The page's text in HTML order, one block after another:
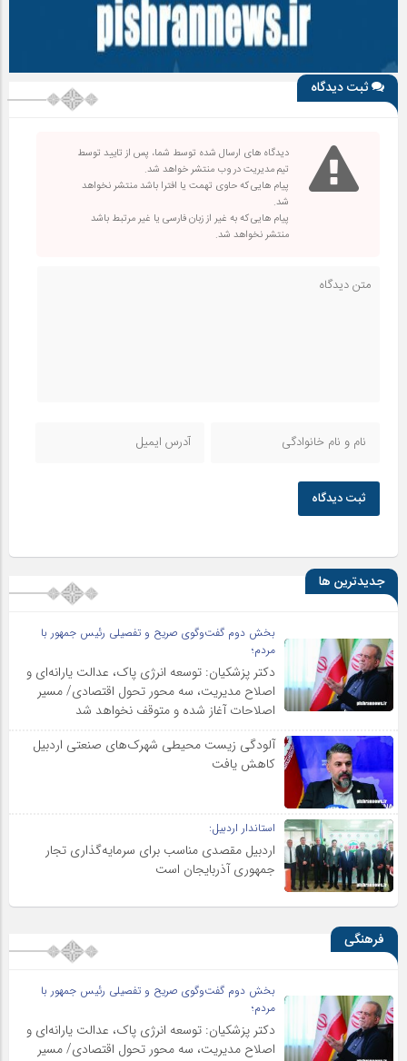
ثبت دیدگاه
دیدگاه های ارسال شده توسط شما، پس از تایید توسط
تیم مدیریت در وب منتشر خواهد شد.
پیام هایی که حاوی تهمت یا افترا باشد منتشر نخواهد
شد.
پیام هایی که به غیر از زبان فارسی یا غیر مرتبط باشد
منتشر نخواهد شد.
ثبت دیدگاه
جدیدترین ها
بخش دوم گفت‌وگوی صریح و تفصیلی رئیس جمهور با
مردم؛
دکتر پزشکیان: توسعه انرژی پاک، عدالت یارانه‌ای و
اصلاح مدیریت، سه محور تحول اقتصادی/ مسیر
اصلاحات آغاز شده و متوقف نخواهد شد
آلودگی زیست محیطی شهرک‌های صنعتی اردبیل
کاهش یافت
استاندار اردبیل:
اردبیل مقصدی مناسب برای سرمایه‌گذاری تجار
جمهوری آذربایجان است
فرهنگی
بخش دوم گفت‌وگوی صریح و تفصیلی رئیس جمهور با
مردم؛
دکتر پزشکیان: توسعه انرژی پاک، عدالت یارانه‌ای و
اصلاح مدیریت، سه محور تحول اقتصادی/ مسیر